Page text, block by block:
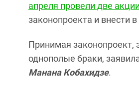
апреля провели две
законопроекта и внести
Принимая
однополые браки,
Манана Кобахидзе.